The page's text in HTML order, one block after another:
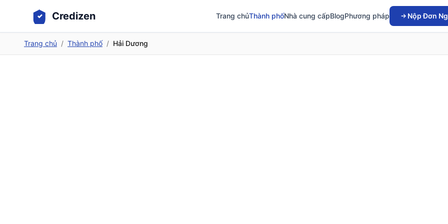
Credizen Trang chủThành phốNhà cung cấpBlogPhương pháp Nộp Đơn
Trang chủ / Thành phố / Hải Dương